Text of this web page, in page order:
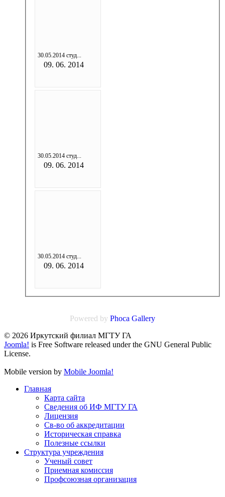
30.05.2014 студ...
09. 06. 2014
30.05.2014 студ...
09. 06. 2014
30.05.2014 студ...
09. 06. 2014
Powered by Phoca Gallery
© 2026 Иркутский филиал МГТУ ГА
Joomla! is Free Software released under the GNU General Public
License.
Mobile version by Mobile Joomla!
Главная
Карта сайта
Сведения об ИФ МГТУ ГА
Лицензия
Св-во об аккредитации
Историческая справка
Полезные ссылки
Структура учреждения
Ученый совет
Приемная комиссия
Профсоюзная организация